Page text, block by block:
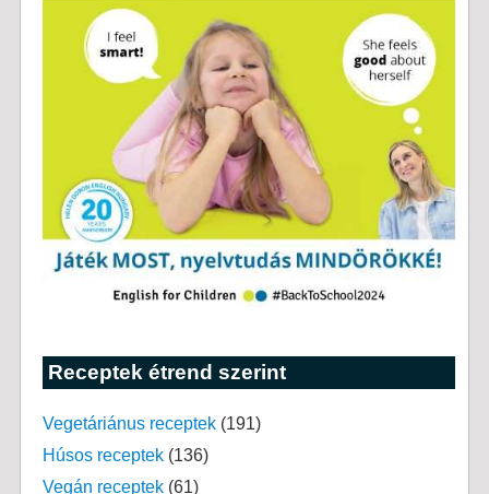
Receptek étrend szerint
Vegetáriánus receptek(191)
Húsos receptek(136)
Vegán receptek(61)